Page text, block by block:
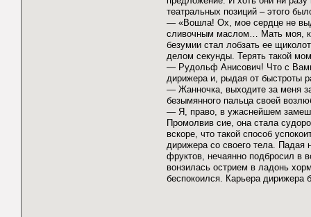
театральных позиций – этого
— «Вошла! Ох, мое сердце не
сливочным маслом… Мать моя,
безумии стал лобзать ее
делом секунды. Терять такой
— Рудольф Анисович! Что с
дирижера и, рыдая от быстроты
— Жанночка, выходите за меня
безымянного пальца своей
— Я, право, в ужаснейшем
Промолвив сие, она стала
вскоре, что такой способ
дирижера со своего тела. Падая
фруктов, нечаянно подбросил в
вонзилась острием в ладонь
беспокоился. Карьера дирижера